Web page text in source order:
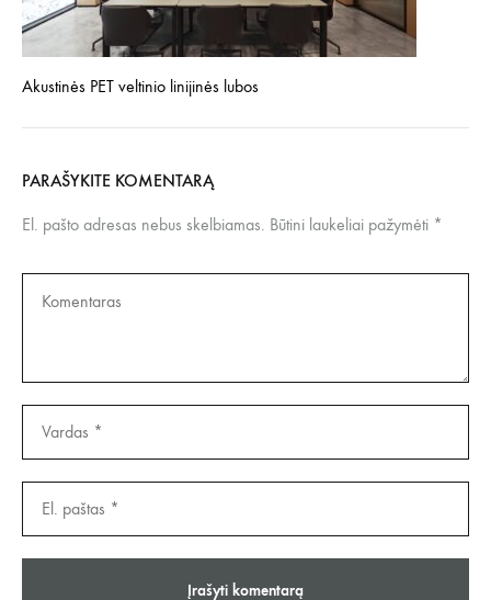
Akustinės PET veltinio linijinės lubos
PARAŠYKITE KOMENTARĄ
El. pašto adresas nebus skelbiamas. Būtini laukeliai pažymėti *